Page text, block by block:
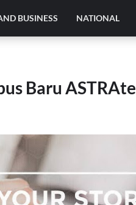
BUSINESS NATIONAL
Baru